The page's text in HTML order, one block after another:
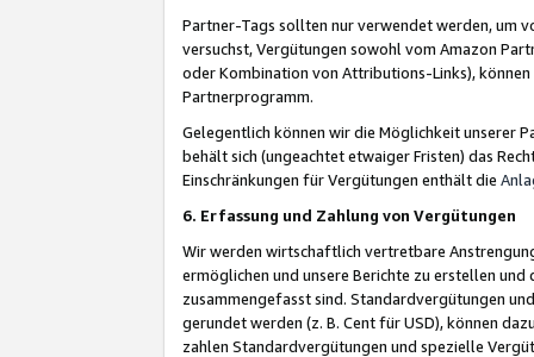
Partner-Tags sollten nur verwendet werden, um
versuchst, Vergütungen sowohl vom Amazon
oder Kombination von Attributions-Links),
Partnerprogramm.
Gelegentlich können wir die Möglichkeit unserer
behält sich (ungeachtet etwaiger Fristen) das
Einschränkungen für Vergütungen enthält die
6. Erfassung und Zahlung von Vergütungen
Wir werden wirtschaftlich vertretbare
ermöglichen und unsere Berichte zu erstellen
zusammengefasst sind. Standardvergütungen
gerundet werden (z. B. Cent für USD), können
zahlen Standardvergütungen und spezielle